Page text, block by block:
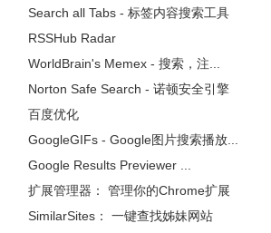
Search all Tabs - 标签内容搜索工具
RSSHub Radar
WorldBrain's Memex - 搜索，注...
Norton Safe Search - 诺顿安全引擎
百度优化
GoogleGIFs - Google图片搜索播放...
Google Results Previewer ...
扩展管理器： 管理你的Chrome扩展
SimilarSites： 一键查找姊妹网站